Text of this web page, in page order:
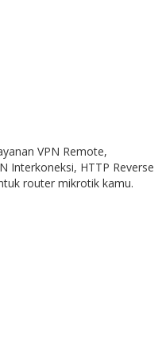
VPN Remote,
Interkoneksi, HTTP Reverse
router mikrotik kamu.